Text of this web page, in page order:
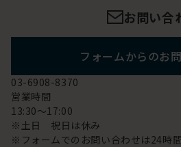
お問い合
フォームからのお
03-6908-8370
営業時間
13:30～17:00
※土日 祝日は休み
※フォームでのお問い合わせは24時間